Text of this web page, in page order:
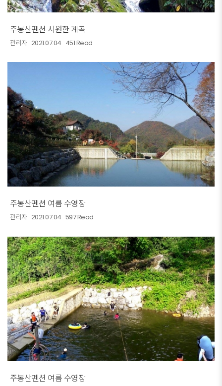
주봉산펜션 시원한 계곡
관리자 2021.07.04 451 Read
주봉산펜션 여름 수영장
관리자 2021.07.04 597 Read
주봉산펜션 여름 수영장